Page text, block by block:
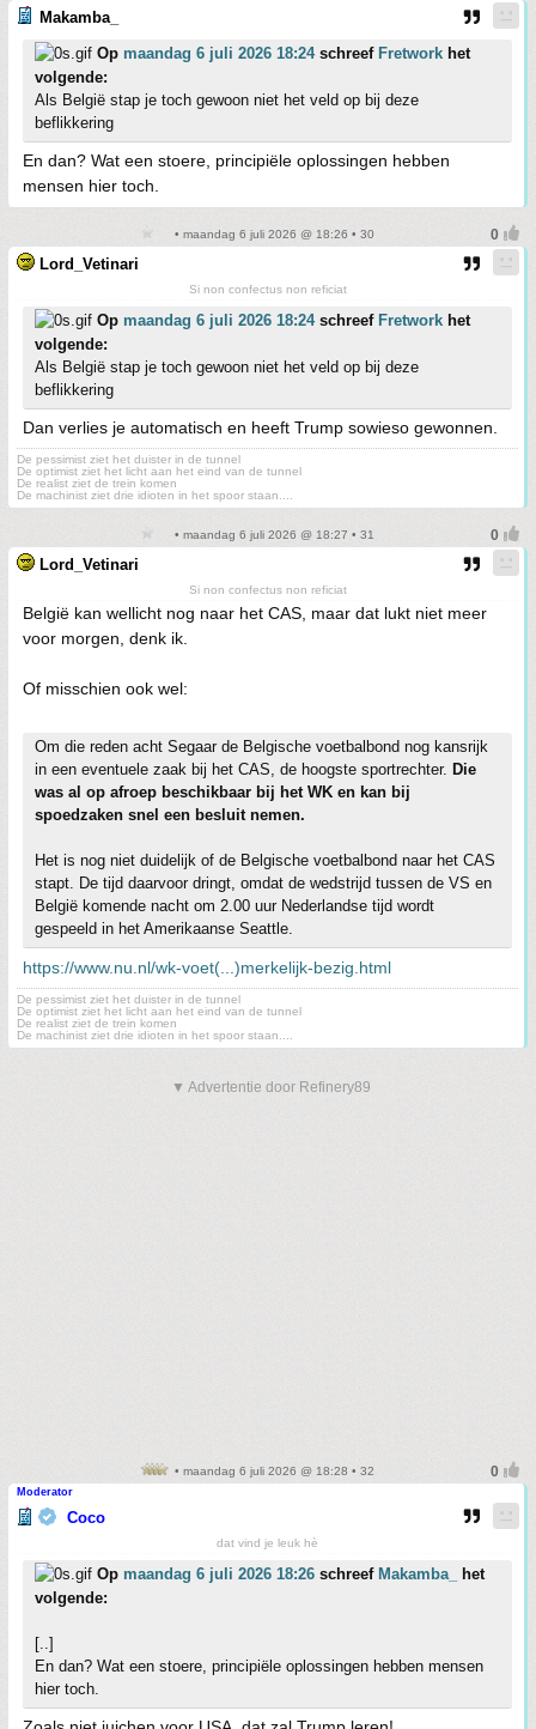
Makamba_
Op maandag 6 juli 2026 18:24schreef Fretwork het
volgende:
Als België stap je toch gewoon niet het veld op bij deze
beflikkering
En dan? Wat een stoere, principiële oplossingen hebben
mensen hier toch.
• maandag 6 juli 2026 @ 18:26 • 30
Lord_Vetinari
Si non confectus non reficiat
Op maandag 6 juli 2026 18:24schreef Fretwork het
volgende:
Als België stap je toch gewoon niet het veld op bij deze
beflikkering
Dan verlies je automatisch en heeft Trump sowieso gewonnen.
De pessimist ziet het duister in de tunnel
De optimist ziet het licht aan het eind van de tunnel
De realist ziet de trein komen
De machinist ziet drie idioten in het spoor staan....
• maandag 6 juli 2026 @ 18:27 • 31
Lord_Vetinari
Si non confectus non reficiat
België kan wellicht nog naar het CAS, maar dat lukt niet meer
voor morgen, denk ik.
Of misschien ook wel:
Om die reden acht Segaar de Belgische voetbalbond nog kansrijk
in een eventuele zaak bij het CAS, de hoogste sportrechter. Die
was al op afroep beschikbaar bij het WK en kan bij
spoedzaken snel een besluit nemen.
Het is nog niet duidelijk of de Belgische voetbalbond naar het CAS
stapt. De tijd daarvoor dringt, omdat de wedstrijd tussen de VS en
België komende nacht om 2.00 uur Nederlandse tijd wordt
gespeeld in het Amerikaanse Seattle.
https://www.nu.nl/wk-voet(...)merkelijk-bezig.html
De pessimist ziet het duister in de tunnel
De optimist ziet het licht aan het eind van de tunnel
De realist ziet de trein komen
De machinist ziet drie idioten in het spoor staan....
▼ Advertentie door Refinery89
• maandag 6 juli 2026 @ 18:28 • 32
Moderator
Coco
dat vind je leuk hè
Op maandag 6 juli 2026 18:26 schreef Makamba_
het
volgende:
[..]
En dan? Wat een stoere, principiële oplossingen hebben mensen
hier toch.